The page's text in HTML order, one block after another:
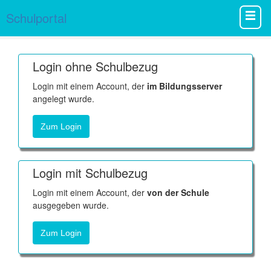
Schulportal
Login ohne Schulbezug
Login mit einem Account, der im Bildungsserver
angelegt wurde.
Zum Login
Login mit Schulbezug
Login mit einem Account, der von der Schule
ausgegeben wurde.
Zum Login